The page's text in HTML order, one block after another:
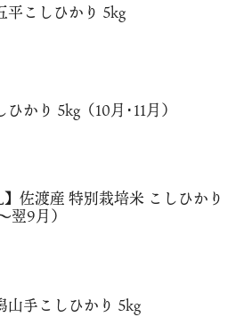
平こしひかり 5kg
かり 5kg（10月･11月）
】佐渡産 特別栽培米 こしひかり
翌9月）
山手こしひかり 5kg